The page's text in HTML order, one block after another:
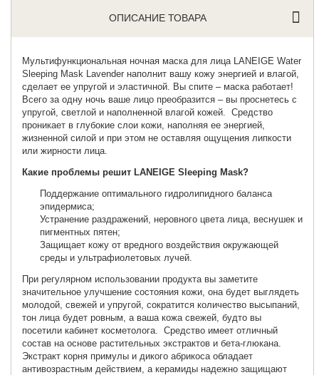
ОПИСАНИЕ ТОВАРА
Мультифункциональная ночная маска для лица LANEIGE Water
Sleeping Mask Lavender наполнит вашу кожу энергией и влагой,
сделает ее упругой и эластичной. Вы спите – маска работает!
Всего за одну ночь ваше лицо преобразится – вы проснетесь с
упругой, светлой и наполненной влагой кожей. Средство
проникает в глубокие слои кожи, наполняя ее энергией,
жизненной силой и при этом не оставляя ощущения липкости
или жирности лица.
Какие проблемы решит LANEIGE Sleeping Mask?
Поддержание оптимального гидролипидного баланса
эпидермиса;
Устранение раздражений, неровного цвета лица, веснушек и
пигментных пятен;
Защищает кожу от вредного воздействия окружающей
среды и ультрафиолетовых лучей.
При регулярном использовании продукта вы заметите
значительное улучшение состояния кожи, она будет выглядеть
молодой, свежей и упругой, сократится количество высыпаний,
тон лица будет ровным, а ваша кожа свежей, будто вы
посетили кабинет косметолога. Средство имеет отличный
состав на основе растительных экстрактов и бета-глюкана.
Экстракт корня примулы и дикого абрикоса обладает
антивозрастным действием, а керамиды надежно защищают